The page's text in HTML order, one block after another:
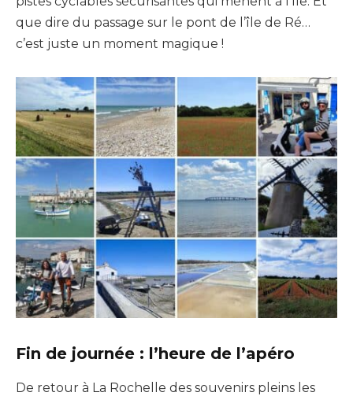
que dire du passage sur le pont de l’île de Ré…
c’est juste un moment magique !
Fin de journée : l’heure de l’apéro
De retour à La Rochelle des souvenirs pleins les